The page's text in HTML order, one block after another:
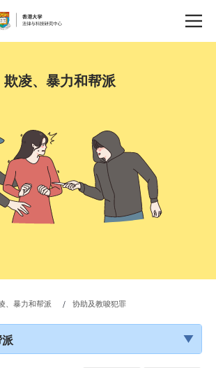
欺凌、暴力和帮派
、暴力和帮派 协助及教唆犯罪